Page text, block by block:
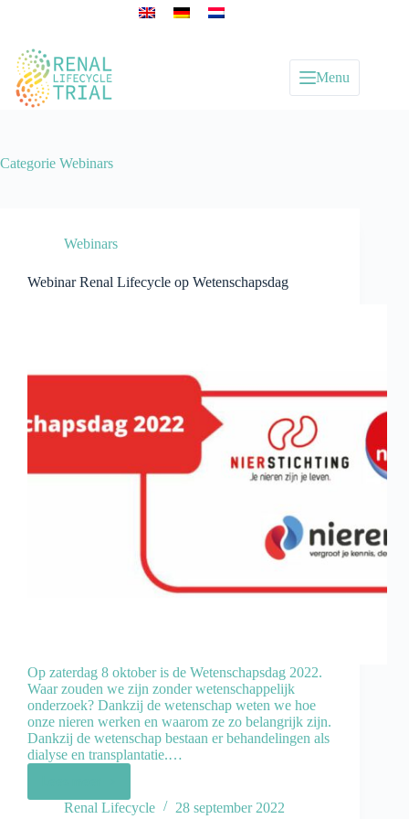
Menu
Categorie Webinars
Webinars
Webinar Renal Lifecycle op Wetenschapsdag
Op zaterdag 8 oktober is de Wetenschapsdag 2022.
Waar zouden we zijn zonder wetenschappelijk
onderzoek? Dankzij de wetenschap weten we hoe
onze nieren werken en waarom ze zo belangrijk zijn.
Dankzij de wetenschap bestaan er behandelingen als
dialyse en transplantatie.…
Renal Lifecycle 28 september 2022